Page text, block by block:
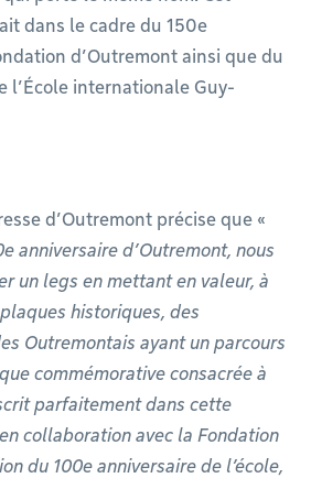
dans le cadre du 150e
d’Outremont ainsi que du
l’École internationale Guy-
d’Outremont précise que «
anniversaire d’Outremont, nous
un legs en mettant en valeur, à
historiques, des
Outremontais ayant un parcours
commémorative consacrée à
parfaitement dans cette
collaboration avec la Fondation
du 100e anniversaire de l’école,